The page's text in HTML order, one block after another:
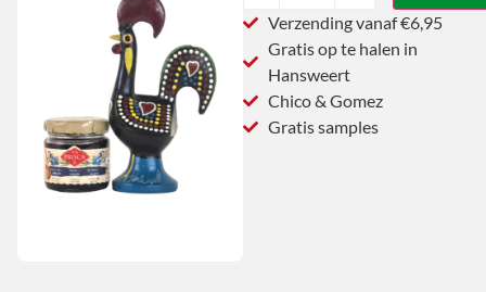
Verzending vanaf €6,95
Gratis op te halen in
Hansweert
Chico & Gomez
Gratis samples